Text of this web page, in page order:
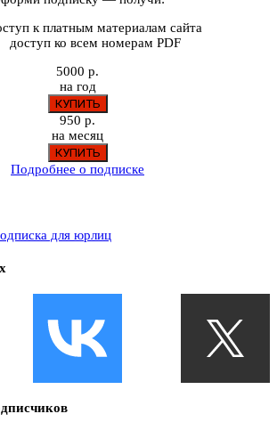
к платным материалам сайта
доступ ко всем номерам PDF
5000 р.
на год
950 р.
на месяц
Подробнее о подписке
для юрлиц